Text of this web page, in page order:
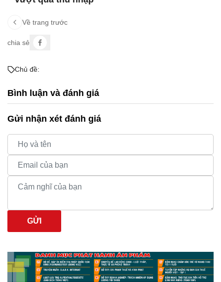
Về trang trước
chia sẻ
Chủ đề:
Bình luận và đánh giá
Gửi nhận xét đánh giá
GỬI